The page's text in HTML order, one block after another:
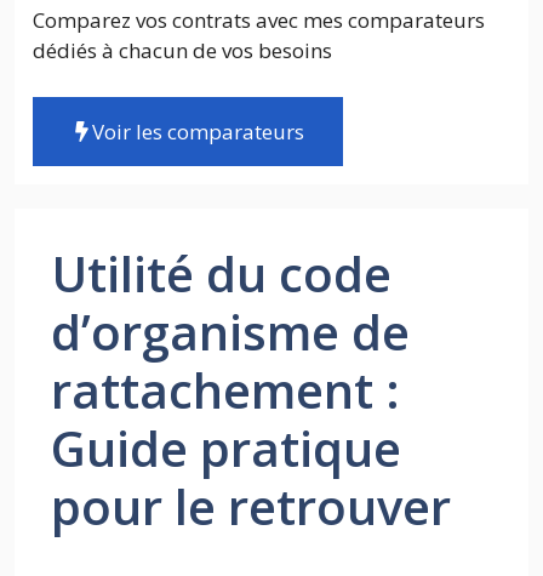
Comparez vos contrats avec mes comparateurs
dédiés à chacun de vos besoins
Voir les comparateurs
Utilité du code
d’organisme de
rattachement :
Guide pratique
pour le retrouver